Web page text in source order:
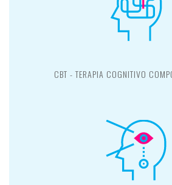
CBT - TERAPIA COGNITIVO